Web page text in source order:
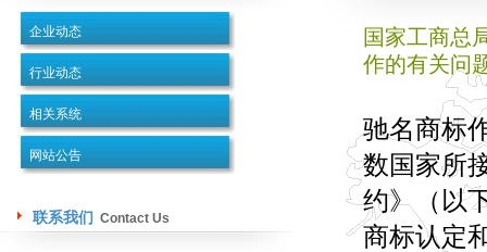
企业动态
行业动态
相关系统
网站公告
联系我们 Contact Us
国家工商总
作的有关问
驰名商标
数国家所
约》（以
商标认定